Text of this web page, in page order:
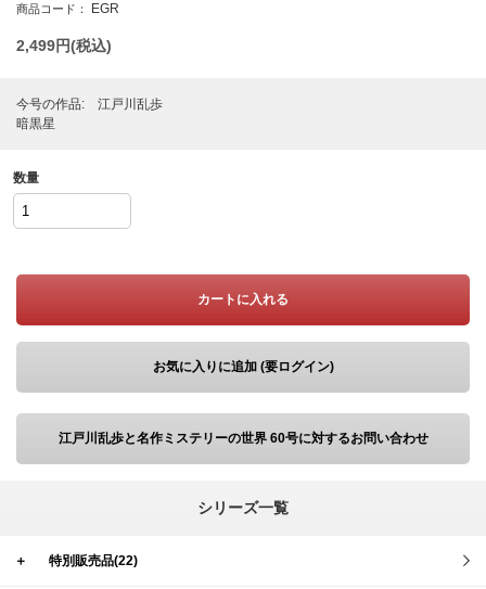
商品コード： EGR
2,499円(税込)
今号の作品: 江戸川乱歩
暗黒星
数量
カートに入れる
お気に入りに追加 (要ログイン)
江戸川乱歩と名作ミステリーの世界 60号に対するお問い合わせ
シリーズ一覧
＋ 特別販売品(22)